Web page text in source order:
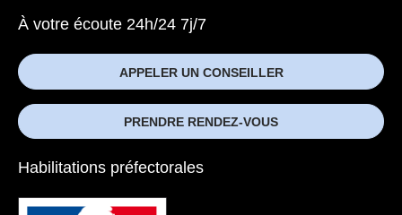
À votre écoute 24h/24 7j/7
APPELER UN CONSEILLER
PRENDRE RENDEZ-VOUS
Habilitations préfectorales